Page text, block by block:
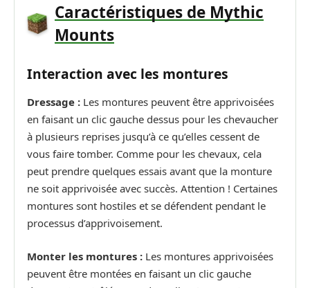
Caractéristiques de Mythic
Mounts
Interaction avec les montures
Dressage : Les montures peuvent être apprivoisées
en faisant un clic gauche dessus pour les chevaucher
à plusieurs reprises jusqu’à ce qu’elles cessent de
vous faire tomber. Comme pour les chevaux, cela
peut prendre quelques essais avant que la monture
ne soit apprivoisée avec succès. Attention ! Certaines
montures sont hostiles et se défendent pendant le
processus d’apprivoisement.
Monter les montures : Les montures apprivoisées
peuvent être montées en faisant un clic gauche